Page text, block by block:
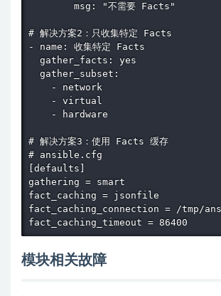
        msg: "不需要 Facts"
# 解决方案2：只收集特定 Facts
- name: 收集特定 Facts
  gather_facts: yes
  gather_subset:
    - network
    - virtual
    - hardware
# 解决方案3：使用 Facts 缓存
# ansible.cfg
[defaults]
gathering = smart
fact_caching = jsonfile
fact_caching_connection = /tmp/
fact_caching_timeout = 86400
模块相关故障